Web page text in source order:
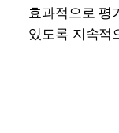
효과적으로 평
있도록 지속적